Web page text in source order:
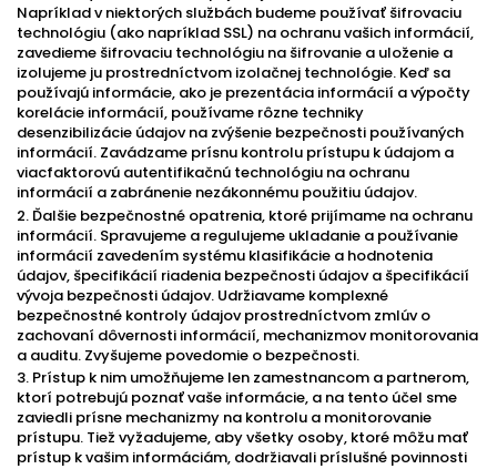
Napríklad v niektorých službách budeme používať šifrovaciu
technológiu (ako napríklad SSL) na ochranu vašich informácií,
zavedieme šifrovaciu technológiu na šifrovanie a uloženie a
izolujeme ju prostredníctvom izolačnej technológie. Keď sa
používajú informácie, ako je prezentácia informácií a výpočty
korelácie informácií, používame rôzne techniky
desenzibilizácie údajov na zvýšenie bezpečnosti používaných
informácií. Zavádzame prísnu kontrolu prístupu k údajom a
viacfaktorovú autentifikačnú technológiu na ochranu
informácií a zabránenie nezákonnému použitiu údajov.
2. Ďalšie bezpečnostné opatrenia, ktoré prijímame na ochranu
informácií. Spravujeme a regulujeme ukladanie a používanie
informácií zavedením systému klasifikácie a hodnotenia
údajov, špecifikácií riadenia bezpečnosti údajov a špecifikácií
vývoja bezpečnosti údajov. Udržiavame komplexné
bezpečnostné kontroly údajov prostredníctvom zmlúv o
zachovaní dôvernosti informácií, mechanizmov monitorovania
a auditu. Zvyšujeme povedomie o bezpečnosti.
3. Prístup k nim umožňujeme len zamestnancom a partnerom,
ktorí potrebujú poznať vaše informácie, a na tento účel sme
zaviedli prísne mechanizmy na kontrolu a monitorovanie
prístupu. Tiež vyžadujeme, aby všetky osoby, ktoré môžu mať
prístup k vašim informáciám, dodržiavali príslušné povinnosti